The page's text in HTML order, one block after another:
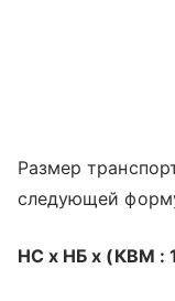
Размер
следующей
НС x НБ x (КВМ :